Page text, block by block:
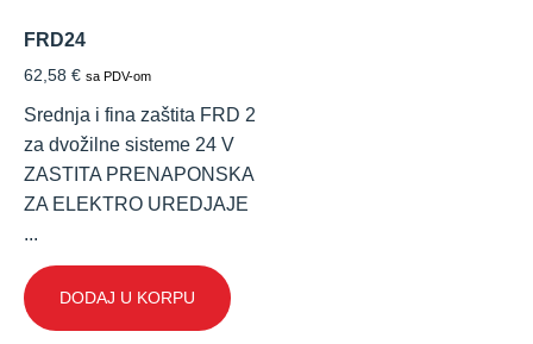
FRD24
62,58 € sa PDV-om
Srednja i fina zaštita FRD 2
za dvožilne sisteme 24 V
ZASTITA PRENAPONSKA
ZA ELEKTRO UREDJAJE
...
DODAJ U KORPU